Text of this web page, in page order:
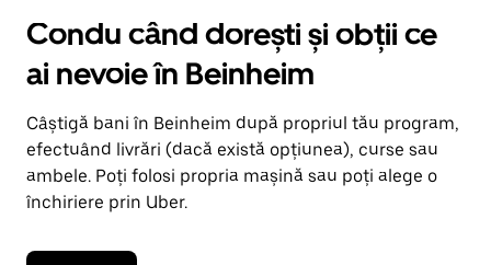
Condu când dorești și obții ce
ai nevoie în Beinheim
Câștigă bani în Beinheim după propriul tău program,
efectuând livrări (dacă există opțiunea), curse sau
ambele. Poți folosi propria mașină sau poți alege o
închiriere prin Uber.